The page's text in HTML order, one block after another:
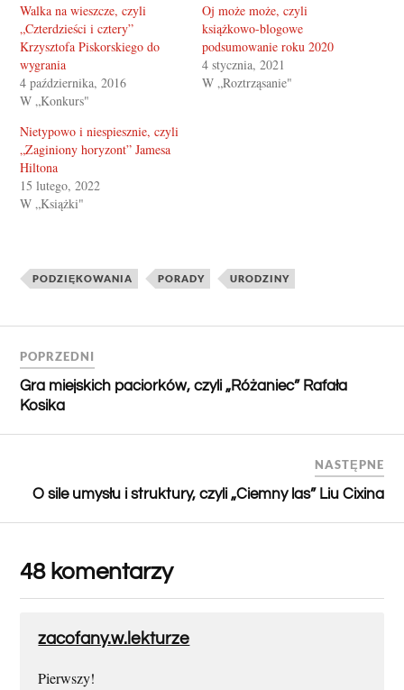
Walka na wieszcze, czyli
„Czterdzieści i cztery”
Krzysztofa Piskorskiego do
wygrania
4 października, 2016
W „Konkurs"
Oj może może, czyli
książkowo-blogowe
podsumowanie roku 2020
4 stycznia, 2021
W „Roztrząsanie"
Nietypowo i niespiesznie, czyli
„Zaginiony horyzont” Jamesa
Hiltona
15 lutego, 2022
W „Książki"
PODZIĘKOWANIA PORADY URODZINY
POPRZEDNI
Gra miejskich paciorków, czyli „Różaniec” Rafała
Kosika
NASTĘPNE
O sile umysłu i struktury, czyli „Ciemny las” Liu Cixina
48 komentarzy
zacofany.w.lekturze
Pierwszy!